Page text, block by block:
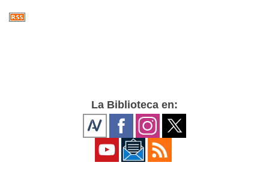
La Biblioteca en: